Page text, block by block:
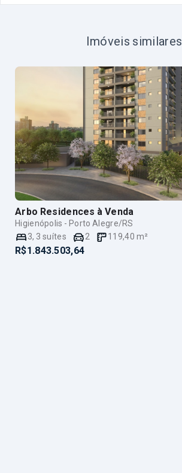
Imóveis similares
Arbo Residences à Venda
Higienópolis - Porto Alegre/RS
3, 3 suítes 2 119,40 m²
R$1.843.503,64